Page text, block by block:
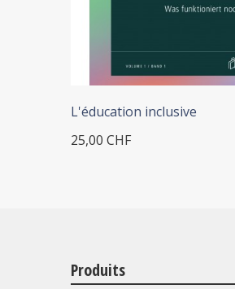
+ ADD TO CART
L'éducation inclusive
25,00 CHF
Produits